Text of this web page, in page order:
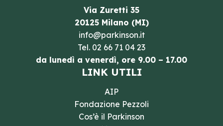
Via Zuretti 35
20125 Milano (MI)
info@parkinson.it
Tel. 02 66 71 04 23
da lunedì a venerdì, ore 9.00 – 17.00
LINK UTILI
AIP
Fondazione Pezzoli
Cos’è il Parkinson